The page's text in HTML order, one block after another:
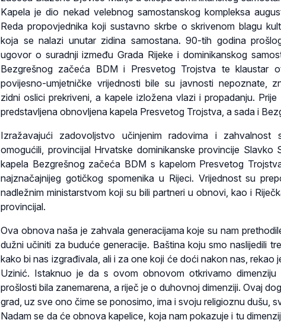
Kapela je dio nekad velebnog samostanskog kompleksa
Reda propovjednika koji sustavno skrbe o skrivenom blagu
koja se nalazi unutar zidina samostana. 90-tih godina
ugovor o suradnji između Grada Rijeke i dominikanskog
Bezgrešnog začeća BDM i Presvetog Trojstva te klaustar
povijesno-umjetničke vrijednosti bile su javnosti nepoznate,
zidni oslici prekriveni, a kapele izložena vlazi i propadanju.
predstavljena obnovljena kapela Presvetog Trojstva, a sada i
Izražavajući zadovoljstvo učinjenim radovima i
omogućili, provincijal Hrvatske dominikanske provincije Slavko
kapela Bezgrešnog začeća BDM s kapelom Presvetog
najznačajnijeg gotičkog spomenika u Rijeci. Vrijednost su
nadležnim ministarstvom koji su bili partneri u obnovi, kao i
provincijal.
Ova obnova naša je zahvala generacijama koje su nam
dužni učiniti za buduće generacije. Baština koju smo naslijedili
kako bi nas izgrađivala, ali i za one koji će doći nakon nas, rekao
Uzinić. Istaknuo je da s ovom obnovom otkrivamo
prošlosti bila zanemarena, a riječ je o duhovnoj dimenziji. Ovaj
grad, uz sve ono čime se ponosimo, ima i svoju religioznu dušu,
Nadam se da će obnova kapelice, koja nam pokazuje i tu